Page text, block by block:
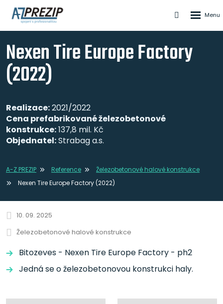
Nexen Tire Europe Factory
(2022)
Realizace:2021/2022
Cena prefabrikované železobetonové
konstrukce:137,8 mil. Kč
Objednatel:Strabag a.s.
A-Z PREZIP Reference
Železobetonové halové konstrukce
Nexen Tire Europe Factory (2022)
10. 09. 2025
Železobetonové halové konstrukce
Bitozeves - Nexen Tire Europe Factory - ph2
Jedná se o železobetonovou konstrukci haly.